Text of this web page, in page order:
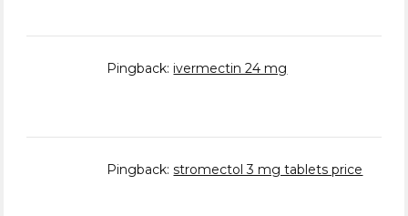
Pingback: ivermectin 24 mg
Pingback:stromectol 3 mg tablets price